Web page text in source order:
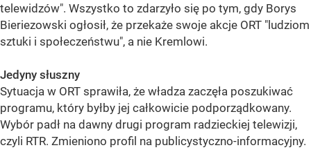
telewidzów". Wszystko to zdarzyło się po tym, gdy Borys
Bieriezowski ogłosił, że przekaże swoje akcje ORT "ludziom
sztuki i społeczeństwu", a nie Kremlowi.
Jedyny słuszny
Sytuacja w ORT sprawiła, że władza zaczęła poszukiwać
programu, który byłby jej całkowicie podporządkowany.
Wybór padł na dawny drugi program radzieckiej telewizji,
czyli RTR. Zmieniono profil na publicystyczno-informacyjny.